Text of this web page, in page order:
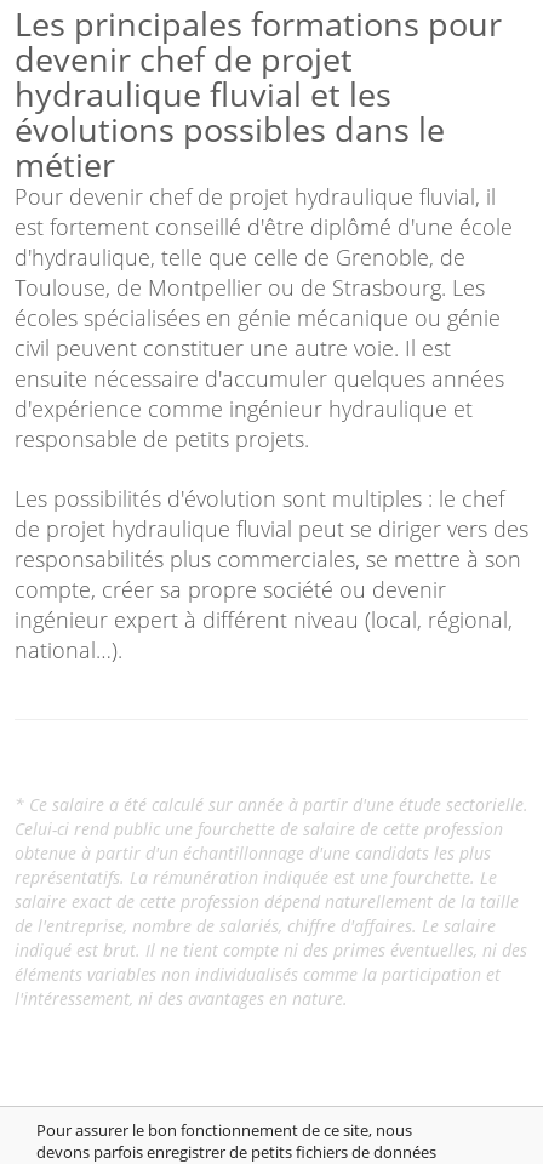
Les principales formations pour
devenir chef de projet
hydraulique fluvial et les
évolutions possibles dans le
métier
Pour devenir chef de projet hydraulique fluvial, il
est fortement conseillé d'être diplômé d'une école
d'hydraulique, telle que celle de Grenoble, de
Toulouse, de Montpellier ou de Strasbourg. Les
écoles spécialisées en génie mécanique ou génie
civil peuvent constituer une autre voie. Il est
ensuite nécessaire d'accumuler quelques années
d'expérience comme ingénieur hydraulique et
responsable de petits projets.
Les possibilités d'évolution sont multiples : le chef
de projet hydraulique fluvial peut se diriger vers des
responsabilités plus commerciales, se mettre à son
compte, créer sa propre société ou devenir
ingénieur expert à différent niveau (local, régional,
national…).
* Ce salaire a été calculé sur année à partir d'une étude sectorielle.
Celui-ci rend public une fourchette de salaire de cette profession
obtenue à partir d'un échantillonnage d'une candidats les plus
représentatifs. La rémunération indiquée est une fourchette. Le
salaire exact de cette profession dépend naturellement de la taille
de l'entreprise, nombre de salariés, chiffre d'affaires. Le salaire
indiqué est brut. Il ne tient compte ni des primes éventuelles, ni des
éléments variables non individualisés comme la participation et
l'intéressement, ni des avantages en nature.
Pour assurer le bon fonctionnement de ce site, nous
devons parfois enregistrer de petits fichiers de données